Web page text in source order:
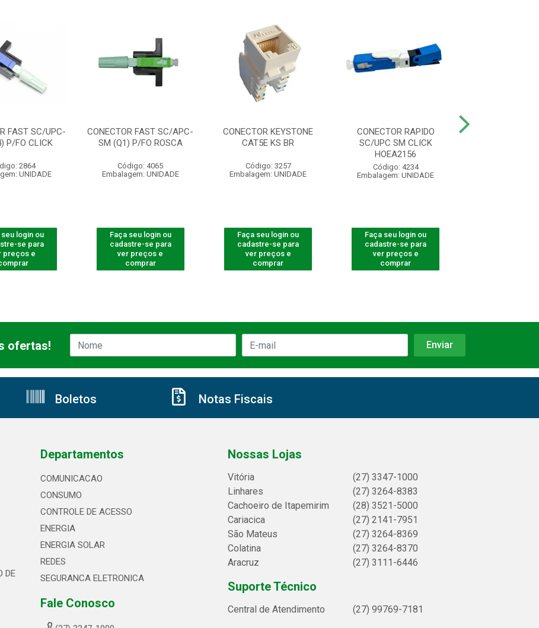
FAST SC/UPC-
P/FO CLICK
2864
UNIDADE
seu login ou
se para
preços e
CONECTOR FAST SC/APC-
SM (Q1) P/FO ROSCA
Código: 4065
Embalagem: UNIDADE
Faça seu login ou
cadastre-se para
ver preços e
comprar
CONECTOR KEYSTONE
CAT5E KS BR
Código: 3257
Embalagem: UNIDADE
Faça seu login ou
cadastre-se para
ver preços e
comprar
CONECTOR RAPIDO
SC/UPC SM CLICK
HOEA2156
Código: 4234
Embalagem: UNIDADE
Faça seu login ou
cadastre-se para
ver preços e
comprar
ofertas!
Boletos Notas Fiscais
DE
Departamentos
COMUNICACAO
CONSUMO
CONTROLE DE ACESSO
ENERGIA
ENERGIA SOLAR
REDES
SEGURANCA ELETRONICA
Fale Conosco
Nossas Lojas
Vitória
(27) 3347-1000
Linhares
(27) 3264-8383
Cachoeiro de Itapemirim
(28) 3521-5000
Cariacica
(27) 2141-7951
São Mateus
(27) 3264-8369
Colatina
(27) 3264-8370
Aracruz
(27) 3111-6446
Suporte Técnico
Central de Atendimento (27) 99769-7181